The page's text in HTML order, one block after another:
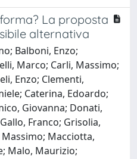
La proposta
alternativa
Balboni, Enzo;
Marco; Carli, Massimo;
Enzo; Clementi,
Caterina, Edoardo;
Giovanna; Donati,
Franco; Grisolia,
Massimo; Macciotta,
Malo, Maurizio;